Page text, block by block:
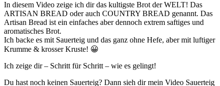
In diesem Video zeige ich dir das kultigste Brot der WELT! Das
ARTISAN BREAD oder auch COUNTRY BREAD genannt. Das
Artisan Bread ist ein einfaches aber dennoch extrem saftiges und
aromatisches Brot.
Ich backe es mit Sauerteig und das ganz ohne Hefe, aber mit luftiger
Krumme & krosser Kruste! 😀
Ich zeige dir – Schritt für Schritt – wie es gelingt!
Du hast noch keinen Sauerteig? Dann sieh dir mein Video Sauerteig